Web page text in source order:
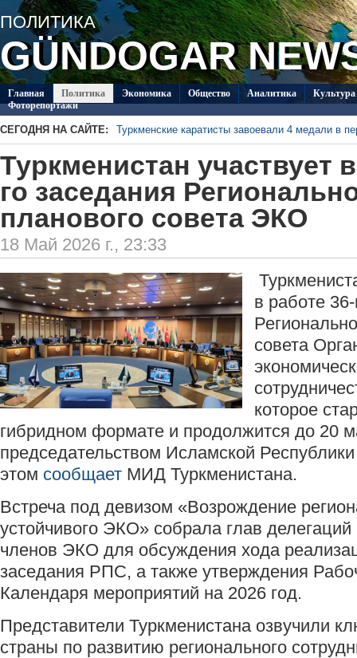
ПОЛИТИКA
GÜNDOGAR
Главная Политикa Экономика Общество Аналитика
Культура
Фоторепортажи
СЕГОДНЯ НА САЙТЕ:
Туркменские каратисты завоевали 4 медали в
В Туркменистане ожидаются дожди и
неделю
На севере Туркменистана прошел региональный
Diýarym!-2026»
В 2028 году в Ашхабаде планируется
международному праву
В Ашхабаде создадут международную
В СМИ Туркменистана будет широко
права
Туркменистан участвует
го заседания
планового совета ЭКО
18 Май 2026 г., 23:33
в работе
совета
которое
гибридном формате и продолжится до 20
председательством Исламской
этом сообщает МИД Туркменистана.
Встреча под девизом «Возрождение
устойчивого ЭКО» собрала глав делегаций
членов ЭКО для обсуждения хода
заседания РПС, а также утверждения
Календаря мероприятий на 2026 год.
Представители Туркменистана озвучили
страны по развитию регионального